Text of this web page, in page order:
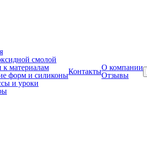
смолой
материалам
форм и силиконы
и уроки
КонтактыО компании
Отзывы